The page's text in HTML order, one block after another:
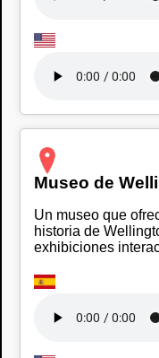
Museo de
Un museo que
historia de
exhibiciones